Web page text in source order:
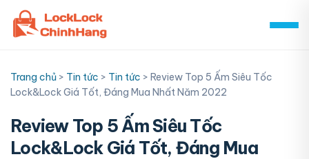
Skip
content
Trang chủ > Tin tức > Tin tức > Review Top 5 Ấm Siêu Tốc
Lock&Lock Giá Tốt, Đáng Mua Nhất Năm 2022
Review Top 5 Ấm Siêu Tốc
Lock&Lock Giá Tốt, Đáng Mua